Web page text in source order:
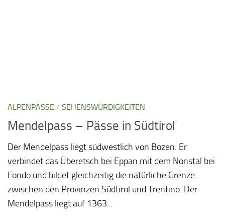
ALPENPÄSSE / SEHENSWÜRDIGKEITEN
Mendelpass – Pässe in Südtirol
Der Mendelpass liegt südwestlich von Bozen. Er
verbindet das Überetsch bei Eppan mit dem Nonstal bei
Fondo und bildet gleichzeitig die natürliche Grenze
zwischen den Provinzen Südtirol und Trentino. Der
Mendelpass liegt auf 1363...